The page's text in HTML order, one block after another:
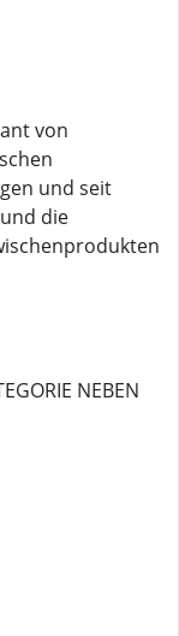
von
und seit
die
NEBEN